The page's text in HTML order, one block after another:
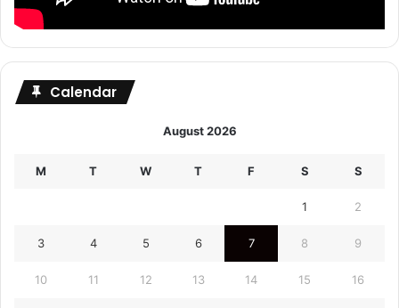
Calendar
August 2026
M T W T F S S
1 2
3 4 5 6 7 8 9
10 11 12 13 14 15 16